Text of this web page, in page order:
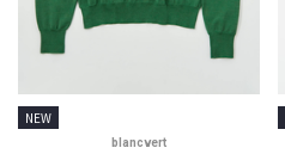
NEW
blancvert